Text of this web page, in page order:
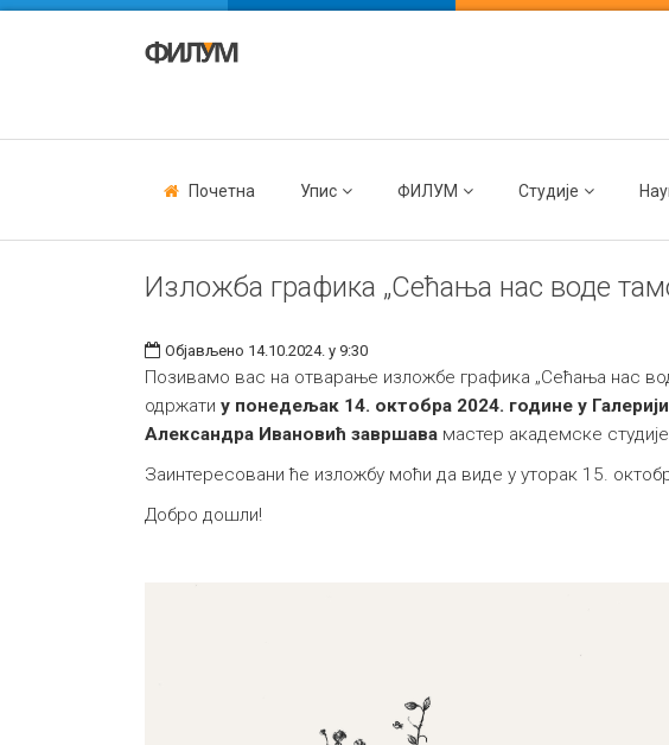
Почетна Упис ФИЛУМ Студије
Изложба графика „Сећања нас воде
Објављено 14.10.2024. у 9:30
Позивамо вас на отварање изложбе графика „Сећања нас
одржати у понедељак 14. октобра 2024. године у
Александра Ивановић завршава мастер академске
Заинтересовани ће изложбу моћи да виде у уторак 15.
Добро дошли!